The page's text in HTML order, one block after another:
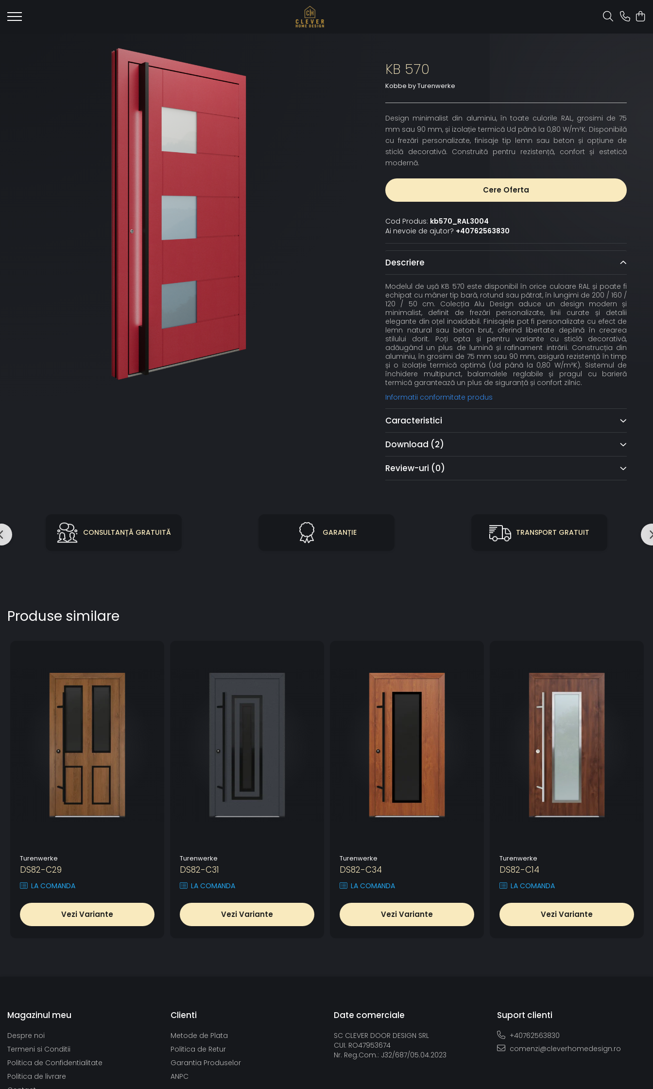
KB 570
Kobbe by Turenwerke
Design minimalist din aluminiu, în toate culorile RAL, grosimi de 75
mm sau 90 mm, și izolație termică Ud până la 0,80 W/m²K. Disponibilă
cu frezări personalizate, finisaje tip lemn sau beton și opțiune de
sticlă decorativă. Construită pentru rezistență, confort și estetică
modernă.
Cere Oferta
Cod Produs: kb570_RAL3004
Ai nevoie de ajutor? +40762563830
Descriere
Modelul de ușă KB 570 este disponibil în orice culoare RAL și poate fi
echipat cu mâner tip bară, rotund sau pătrat, în lungimi de 200 / 160 /
120 / 50 cm. Colecția Alu Design aduce un design modern și
minimalist, definit de frezări personalizate, linii curate și detalii
elegante din oțel inoxidabil. Finisajele pot fi personalizate cu efect de
lemn natural sau beton brut, oferind libertate deplină în crearea
stilului dorit. Poți opta și pentru variante cu sticlă decorativă,
adăugând un plus de lumină și rafinament intrării. Construcția din
aluminiu, în grosimi de 75 mm sau 90 mm, asigură rezistență în timp
și o izolație termică optimă (Ud până la 0,80 W/m²K). Sistemul de
închidere multipunct, balamalele reglabile și pragul cu barieră
termică garantează un plus de siguranță și confort zilnic.
Informatii conformitate produs
Caracteristici
Download (2)
Review-uri (0)
CONSULTANȚĂ GRATUITĂ GARANȚIE TRANSPORT GRATUIT
Produse similare
Turenwerke
DS82-C29
LA COMANDA
Vezi Variante
Turenwerke
DS82-C31
LA COMANDA
Vezi Variante
Turenwerke
DS82-C34
LA COMANDA
Vezi Variante
Turenwerke
DS82-C14
LA COMANDA
Vezi Variante
Magazinul meu
Despre noi
Termeni si Conditii
Politica de Confidentialitate
Politica de livrare
Clienti
Metode de Plata
Politica de Retur
Garantia Produselor
ANPC
Date comerciale
SC CLEVER DOOR DESIGN SRL
CUI: RO47953674
Nr. Reg.Com.: J32/687/05.04.2023
Suport clienti
+40762563830
comenzi@cleverhomedesign.ro